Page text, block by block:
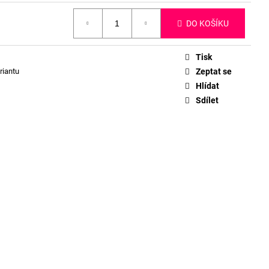
DO KOŠÍKU
Tisk
Zeptat se
Hlídat
Sdílet